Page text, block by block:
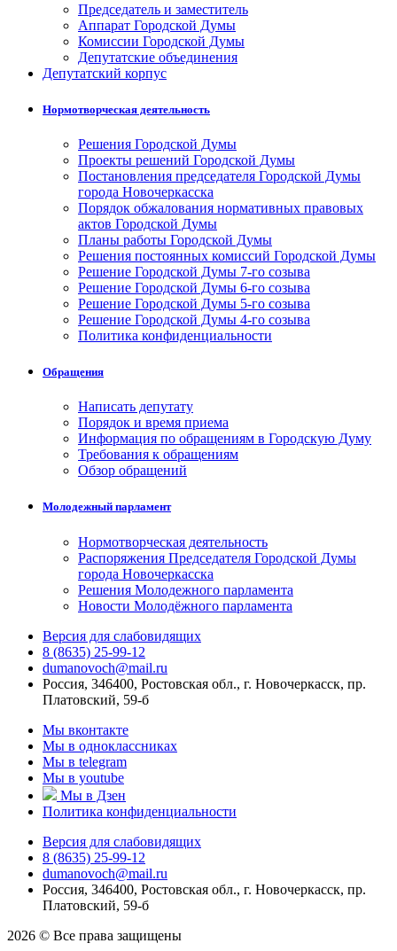
Председатель и заместитель
Аппарат Городской Думы
Комиссии Городской Думы
Депутатские объединения
Депутатский корпус
Нормотворческая деятельность
Решения Городской Думы
Проекты решений Городской Думы
Постановления председателя Городской Думы
города Новочеркасска
Порядок обжалования нормативных правовых
актов Городской Думы
Планы работы Городской Думы
Решения постоянных комиссий Городской Думы
Решение Городской Думы 7-го созыва
Решение Городской Думы 6-го созыва
Решение Городской Думы 5-го созыва
Решение Городской Думы 4-го созыва
Политика конфиденциальности
Обращения
Написать депутату
Порядок и время приема
Информация по обращениям в Городскую Думу
Требования к обращениям
Обзор обращений
Молодежный парламент
Нормотворческая деятельность
Распоряжения Председателя Городской Думы
города Новочеркасска
Решения Молодежного парламента
Новости Молодёжного парламента
Версия для слабовидящих
8 (8635) 25-99-12
dumanovoch@mail.ru
Россия, 346400, Ростовская обл., г. Новочеркасск, пр.
Платовский, 59-б
Мы вконтакте
Мы в одноклассниках
Мы в telegram
Мы в youtube
Мы в Дзен
Политика конфиденциальности
Версия для слабовидящих
8 (8635) 25-99-12
dumanovoch@mail.ru
Россия, 346400, Ростовская обл., г. Новочеркасск, пр.
Платовский, 59-б
2026 © Все права защищены